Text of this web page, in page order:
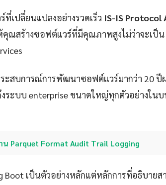
เปลี่ยนแปลงอย่างรวดเร็ว IS-IS Protocol
ณสร้างซอฟต์แวร์ที่มีคุณภาพสูงไม่ว่าจะเป็น
สบการณ์การพัฒนาซอฟต์แวร์มากว่า 20 ปีผ่
ระบบ enterprise ขนาดใหญ่ทุกตัวอย่างใน
Parquet Format Audit Trail Logging
Boot เป็นตัวอย่างหลักแต่หลักการที่อธิบาย